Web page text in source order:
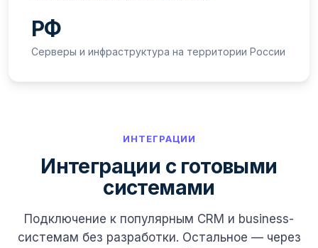
РФ
Серверы и инфраструктура на территории России
ИНТЕГРАЦИИ
Интеграции с готовыми
системами
Подключение к популярным CRM и business-
системам без разработки. Остальное — через